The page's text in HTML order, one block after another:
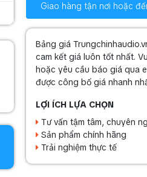
Giao hàng tận nơi hoặc
Bảng giá
cam kết giá luôn tốt nhất.
hoặc yêu cầu báo giá qua
được công bố giá nhanh
LỢI ÍCH LỰA CHỌN
Tư vấn tậm tâm, chuyên
Sản phẩm chính hãng
Trải nghiệm thực tế